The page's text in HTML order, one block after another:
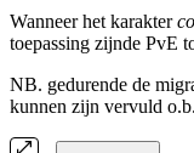
Wanneer het karakter
toepassing zijnde PvE
NB. gedurende de
kunnen zijn vervuld